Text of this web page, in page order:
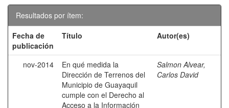
Resultados por ítem:
Fecha de
publicación
Título Autor(es)
nov-2014
En qué medida la
Dirección de Terrenos del
Municipio de Guayaquil
cumple con el Derecho al
Acceso a la Información
Salmon Alvear,
Carlos David